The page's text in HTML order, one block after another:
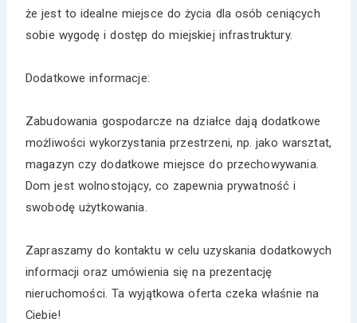
że jest to idealne miejsce do życia dla osób ceniących
sobie wygodę i dostęp do miejskiej infrastruktury.
Dodatkowe informacje:
Zabudowania gospodarcze na działce dają dodatkowe
możliwości wykorzystania przestrzeni, np. jako warsztat,
magazyn czy dodatkowe miejsce do przechowywania.
Dom jest wolnostojący, co zapewnia prywatność i
swobodę użytkowania.
Zapraszamy do kontaktu w celu uzyskania dodatkowych
informacji oraz umówienia się na prezentację
nieruchomości. Ta wyjątkowa oferta czeka właśnie na
Ciebie!